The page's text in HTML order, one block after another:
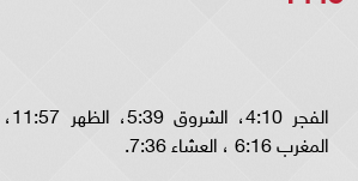
المغرب 6:16 ، العشاء 7:36.